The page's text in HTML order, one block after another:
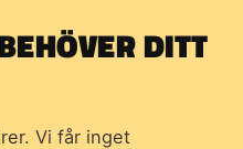
DITT
Vi får inget